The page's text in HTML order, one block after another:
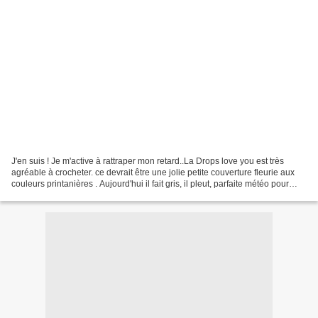
J'en suis ! Je m'active à rattraper mon retard..La Drops love you est très
agréable à crocheter. ce devrait être une jolie petite couverture fleurie aux
couleurs printanières . Aujourd'hui il fait gris, il pleut, parfaite météo pour